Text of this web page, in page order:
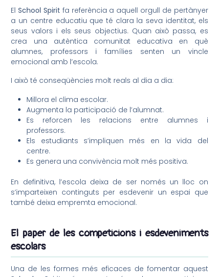
ElSchool Spirit fa referència a aquell orgull de pertànyer
a un centre educatiu que té clara la seva identitat, els
seus valors i els seus objectius. Quan això passa, es
crea una autèntica comunitat educativa en què
alumnes, professors i famílies senten un vincle
emocional amb l’escola.
I això té conseqüències molt reals al dia a dia:
Millora el clima escolar.
Augmenta la participació de l’alumnat.
Es reforcen les relacions entre alumnes i
professors.
Els estudiants s’impliquen més en la vida del
centre.
Es genera una convivència molt més positiva.
En definitiva, l’escola deixa de ser només un lloc on
s’imparteixen continguts per esdevenir un espai que
també deixa empremta emocional.
El paper de les competicions i esdeveniments
escolars
Una de les formes més eficaces de fomentar aquest